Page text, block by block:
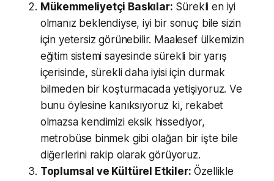
Mükemmeliyetçi Baskılar: Sürekli en iyi
olmanız beklendiyse, iyi bir sonuç bile sizin
için yetersiz görünebilir. Maalesef ülkemizin
eğitim sistemi sayesinde sürekli bir yarış
içerisinde, sürekli daha iyisi için durmak
bilmeden bir koşturmacada yetişiyoruz. Ve
bunu öylesine kanıksıyoruz ki, rekabet
olmazsa kendimizi eksik hissediyor,
metrobüse binmek gibi olağan bir işte bile
diğerlerini rakip olarak görüyoruz.
Toplumsal ve Kültürel Etkiler: Özellikle